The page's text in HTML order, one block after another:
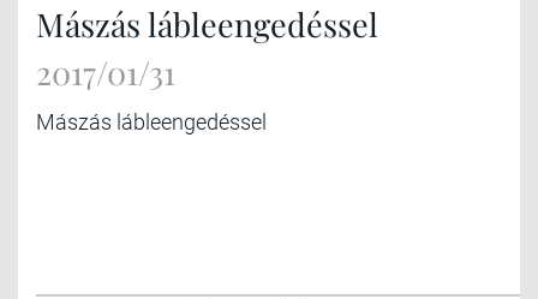
Mászás lábleengedéssel
2017/01/31
Mászás lábleengedéssel